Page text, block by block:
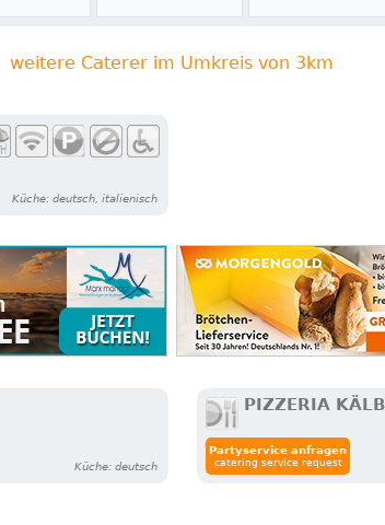
weitere Caterer im Umkreis von 3km
Küche: deutsch, italienisch
Küche: deutsch
PIZZERIA
Partyservice anfragen
catering service request